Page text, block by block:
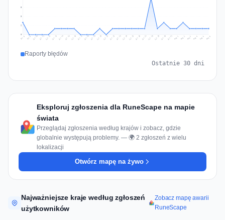
2
3
5
Jul 8 Jul 9 Jul 10 Jul 11 Jul 12 Jul 13 Jul 14 Jul 15 Jul 16 Jul 17 Jul 18 Jul 19 Jul 20 Jul 21 Jul 22 Jul 23 Jul 24 Jul 25 Jul 26 Jul 27 Jul 28 Jul 29 Jul 30 Jul 31 Aug 1 Aug 2 Aug 3 Aug 4 Aug 5 Aug 6
Raporty błędów
Ostatnie 30 dni
Eksploruj zgłoszenia dla RuneScape na mapie
świata
Przeglądaj zgłoszenia według krajów i zobacz, gdzie
globalnie występują problemy. — 🌍 2 zgłoszeń z wielu
lokalizacji
Otwórz mapę na żywo
Najważniejsze kraje według zgłoszeń
użytkowników
Zobacz mapę awarii
RuneScape